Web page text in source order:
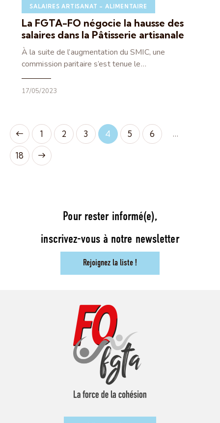
SALAIRES ARTISANAT – ALIMENTAIRE
La FGTA-FO négocie la hausse des
salaires dans la Pâtisserie artisanale
À la suite de l’augmentation du SMIC, une
commission paritaire s’est tenue le…
17/05/2023
1 2 3 4 5 6 …
18
Pour rester informé(e),
inscrivez-vous à notre newsletter
Rejoignez la liste !